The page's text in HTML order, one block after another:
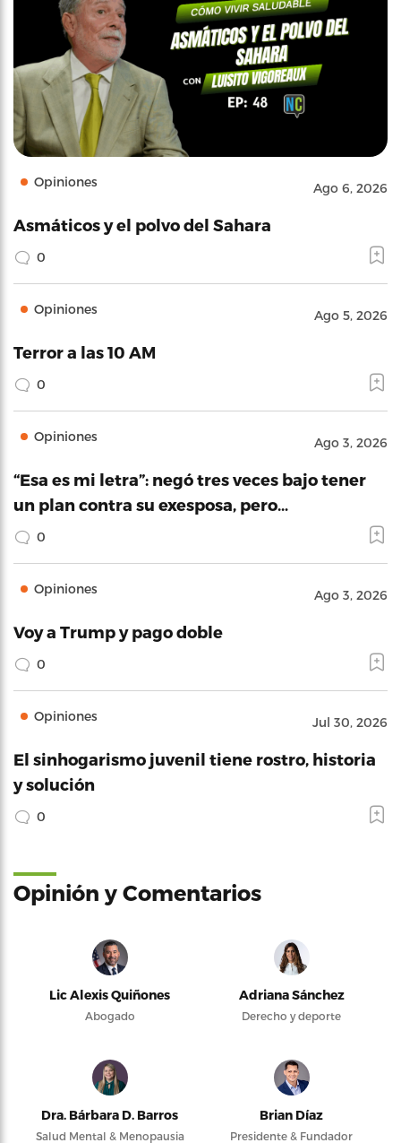
Opiniones Ago 6, 2026
Asmáticos y el polvo del Sahara
0
Opiniones Ago 5, 2026
Terror a las 10 AM
0
Opiniones Ago 3, 2026
“Esa es mi letra”: negó tres veces bajo tener
un plan contra su exesposa, pero…
0
Opiniones Ago 3, 2026
Voy a Trump y pago doble
0
Opiniones Jul 30, 2026
El sinhogarismo juvenil tiene rostro, historia
y solución
0
Opinión y Comentarios
Lic Alexis Quiñones
Abogado
Adriana Sánchez
Derecho y deporte
Dra. Bárbara D. Barros
Salud Mental & Menopausia
Brian Díaz
Presidente & Fundador